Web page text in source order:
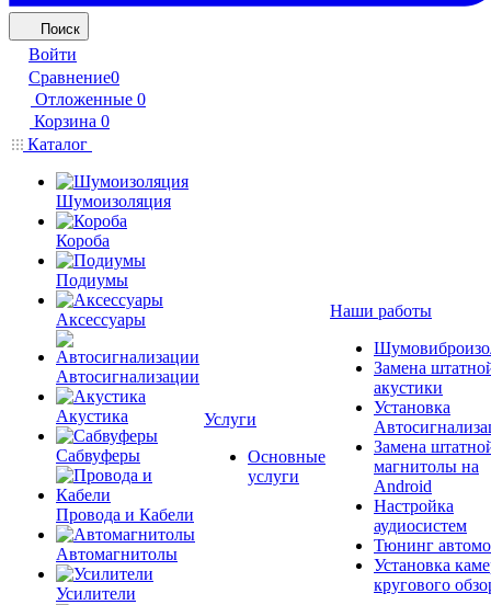
Поиск
Войти
Сравнение0
Отложенные 0
Корзина 0
Каталог
Шумоизоляция
Короба
Подиумы
Аксессуары
Автосигнализации
Акустика
Сабвуферы
Провода и Кабели
Автомагнитолы
Усилители
Услуги
Основные
услуги
Наши работы
Замена
акустики
Установка
Замена
магнитолы на
Android
Настройка
аудиосистем
Тюнинг
Установка
кругового